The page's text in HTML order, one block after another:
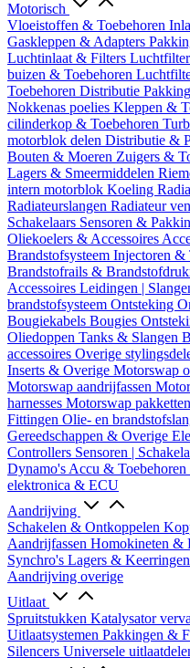
Motorisch
Vloeistoffen & Toebehoren
Gaskleppen & Adapters
Luchtinlaat & Filters
buizen & Toebehoren
Toebehoren Distributie
Nokkenas poelies Kleppen &
cilinderkop & Toebehoren
motorblok delen Distributie &
Bouten & Moeren Zuigers &
Lagers & Smeermiddelen
intern motorblok Koeling
Radiateurslangen Radiateur
Schakelaars Sensoren &
Oliekoelers & Accessoires
Brandstofsysteem Injectoren &
Brandstofrails &
Accessoires Leidingen |
brandstofsysteem Ontsteking
Bougiekabels Bougies
Oliedoppen Tanks & Slangen
accessoires Overige
Inserts & Overige Motorswap
Motorswap aandrijfassen
harnesses Motorswap pakketten
Fittingen Olie- en
Gereedschappen & Overige
Controllers Sensoren |
Dynamo's Accu & Toebehoren
elektronica & ECU
Aandrijving
Schakelen & Ontkoppelen
Aandrijfassen Homokineten &
Synchro's Lagers & Keerringen
Aandrijving overige
Uitlaat
Spruitstukken Katalysator
Uitlaatsystemen Pakkingen &
Silencers Universele